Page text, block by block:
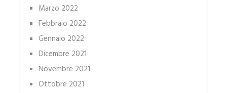
Marzo 2022
Febbraio 2022
Gennaio 2022
Dicembre 2021
Novembre 2021
Ottobre 2021